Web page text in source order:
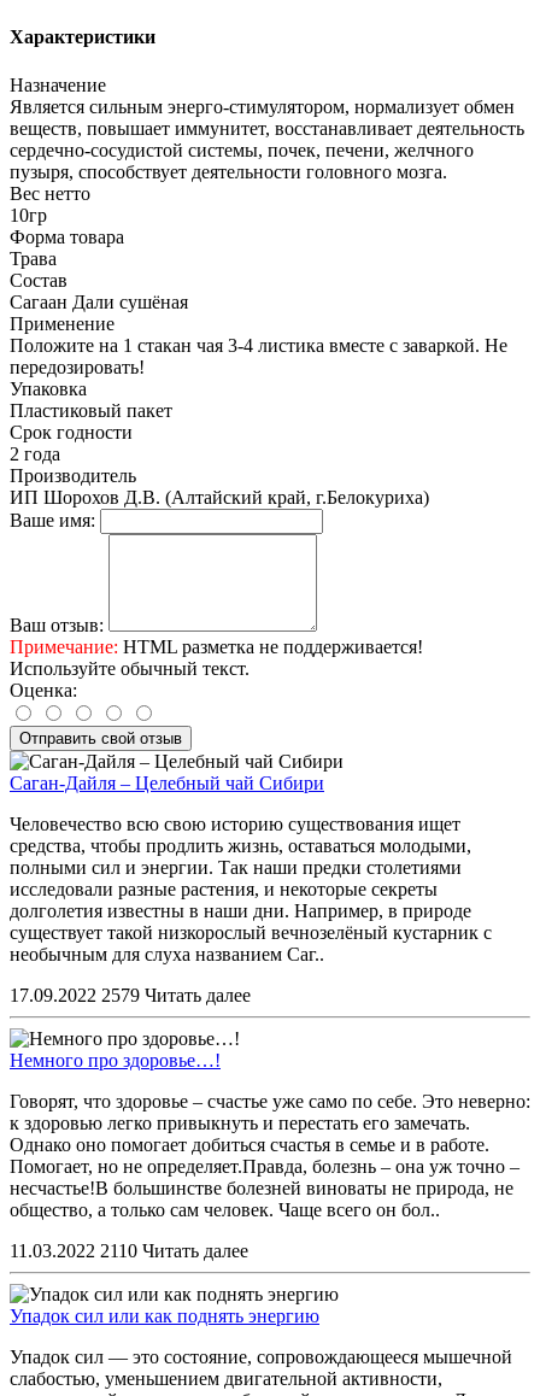
Характеристики
Назначение
Является сильным энерго-стимулятором, нормализует обмен
веществ, повышает иммунитет, восстанавливает деятельность
сердечно-сосудистой системы, почек, печени, желчного
пузыря, способствует деятельности головного мозга.
Вес нетто
10гр
Форма товара
Трава
Состав
Сагаан Дали сушёная
Применение
Положите на 1 стакан чая 3-4 листика вместе с заваркой. Не
передозировать!
Упаковка
Пластиковый пакет
Срок годности
2 года
Производитель
ИП Шорохов Д.В. (Алтайский край, г.Белокуриха)
Ваше имя:
Ваш отзыв:
Примечание: HTML разметка не поддерживается!
Используйте обычный текст.
Оценка:
Отправить свой отзыв
Саган-Дайля – Целебный чай Сибири
Человечество всю свою историю существования ищет
средства, чтобы продлить жизнь, оставаться молодыми,
полными сил и энергии. Так наши предки столетиями
исследовали разные растения, и некоторые секреты
долголетия известны в наши дни. Например, в природе
существует такой низкорослый вечнозелёный кустарник с
необычным для слуха названием Саг..
17.09.2022 2579 Читать далее
Немного про здоровье…!
Говорят, что здоровье – счастье уже само по себе. Это неверно:
к здоровью легко привыкнуть и перестать его замечать.
Однако оно помогает добиться счастья в семье и в работе.
Помогает, но не определяет.Правда, болезнь – она уж точно –
несчастье!В большинстве болезней виноваты не природа, не
общество, а только сам человек. Чаще всего он бол..
11.03.2022 2110 Читать далее
Упадок сил или как поднять энергию
Упадок сил — это состояние, сопровождающееся мышечной
слабостью, уменьшением двигательной активности,